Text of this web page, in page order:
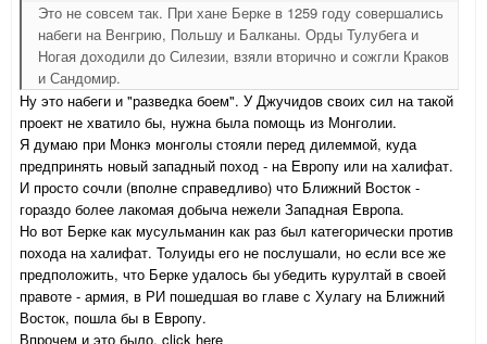
Это не совсем так. При хане Берке в 1259 году совершались
набеги на Венгрию, Польшу и Балканы. Орды Тулубега и
Ногая доходили до Силезии, взяли вторично и сожгли Краков
и Сандомир.
Ну это набеги и "разведка боем". У Джучидов своих сил на такой
проект не хватило бы, нужна была помощь из Монголии.
Я думаю при Монкэ монголы стояли перед дилеммой, куда
предпринять новый западный поход - на Европу или на халифат.
И просто сочли (вполне справедливо) что Ближний Восток -
гораздо более лакомая добыча нежели Западная Европа.
Но вот Берке как мусульманин как раз был категорически против
похода на халифат. Толуиды его не послушали, но если все же
предположить, что Берке удалось бы убедить курултай в своей
правоте - армия, в РИ пошедшая во главе с Хулагу на Ближний
Восток, пошла бы в Европу.
Впрочем и это было. click here